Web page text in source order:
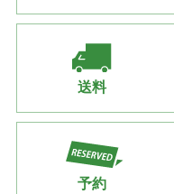
送料
予約